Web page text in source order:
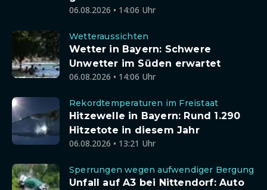
06.08.2026 • 14:06 Uhr
Wetteraussichten
Wetter in Bayern: Schwere
Unwetter im Süden erwartet
06.08.2026 • 14:06 Uhr
Rekordtemperaturen im Freistaat
Hitzewelle in Bayern: Rund 1.290
Hitzetote in diesem Jahr
06.08.2026 • 13:21 Uhr
Sperrungen wegen aufwendiger Bergung
Unfall auf A3 bei Nittendorf: Auto